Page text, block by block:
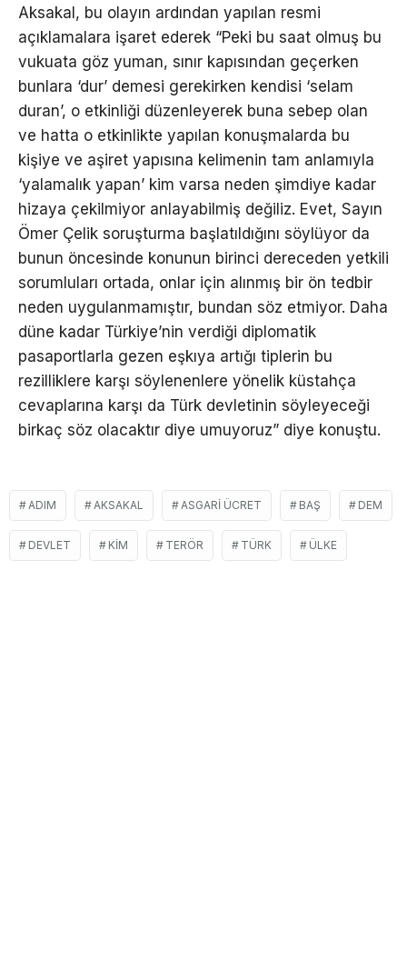
Aksakal, bu olayın ardından yapılan resmi
açıklamalara işaret ederek “Peki bu saat olmuş bu
vukuata göz yuman, sınır kapısından geçerken
bunlara ‘dur’ demesi gerekirken kendisi ‘selam
duran’, o etkinliği düzenleyerek buna sebep olan
ve hatta o etkinlikte yapılan konuşmalarda bu
kişiye ve aşiret yapısına kelimenin tam anlamıyla
‘yalamalık yapan’ kim varsa neden şimdiye kadar
hizaya çekilmiyor anlayabilmiş değiliz. Evet, Sayın
Ömer Çelik soruşturma başlatıldığını söylüyor da
bunun öncesinde konunun birinci dereceden yetkili
sorumluları ortada, onlar için alınmış bir ön tedbir
neden uygulanmamıştır, bundan söz etmiyor. Daha
düne kadar Türkiye’nin verdiği diplomatik
pasaportlarla gezen eşkıya artığı tiplerin bu
rezilliklere karşı söylenenlere yönelik küstahça
cevaplarına karşı da Türk devletinin söyleyeceği
birkaç söz olacaktır diye umuyoruz” diye konuştu.
ADIM AKSAKAL ASGARI ÜCRET BAŞ DEM
DEVLET KIM TERÖR TÜRK ÜLKE